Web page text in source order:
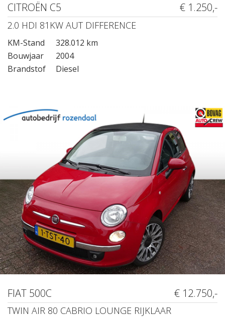
CITROËN C5 € 1.250,-
2.0 HDI 81KW AUT DIFFERENCE
KM-Stand
328.012 km
Bouwjaar
2004
Brandstof
Diesel
FIAT 500C € 12.750,-
TWIN AIR 80 CABRIO LOUNGE RIJKLAAR